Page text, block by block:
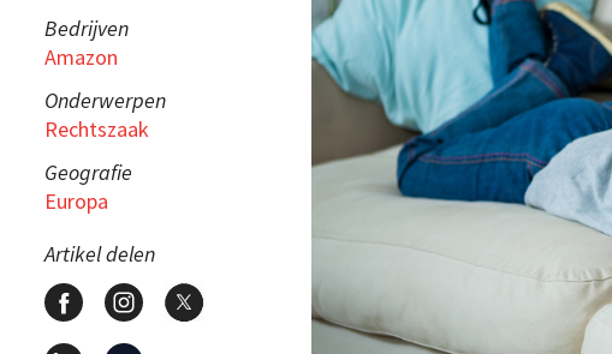
Bedrijven
Amazon
Onderwerpen
Rechtszaak
Geografie
Europa
Artikel delen